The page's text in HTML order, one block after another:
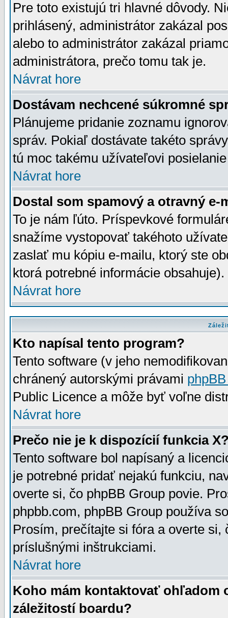
Pre toto existujú tri hlavné dôvody.
prihlásený, administrátor zakázal
alebo to administrátor zakázal
administrátora, prečo tomu tak je.
Návrat hore
Dostávam nechcené súkromné
Plánujeme pridanie zoznamu
správ. Pokiaľ dostávate takéto
tú moc takému užívateľovi
Návrat hore
Dostal som spamový a otravný e-
To je nám ľúto. Príspevkové
snažíme vystopovať takéhoto
zaslať mu kópiu e-mailu, ktorý ste
ktorá potrebné informácie
Návrat hore
Kto napísal tento program?
Tento software (v jeho
chránený autorskými právami
Public Licence a môže byť voľne
Návrat hore
Prečo nie je k dispozícií funkcia
Tento software bol napísaný a
je potrebné pridať nejakú funkciu,
overte si, čo phpBB Group povie.
phpbb.com, phpBB Group používa
Prosím, prečítajte si fóra a overte
príslušnými inštrukciami.
Návrat hore
Koho mám kontaktovať ohľadom
záležitostí boardu?